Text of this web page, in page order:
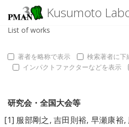
Kusumoto
List of works
著者を略称で表示 検索著者に下
インパクトファクターなどを表示
研究会・全国大会等
[1] 服部剛之,吉田則裕, 早瀬康裕,